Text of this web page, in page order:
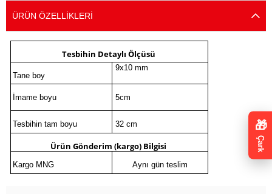
ÜRÜN ÖZELLIKLERI
Tesbihin Detaylı Ölçüsü
Tane boy
9x10 mm
İmame boyu 5cm
Tesbihin tam boyu 32 cm
Ürün Gönderim (kargo) Bilgisi
Kargo MNG Aynı gün teslim
🎁
Çark